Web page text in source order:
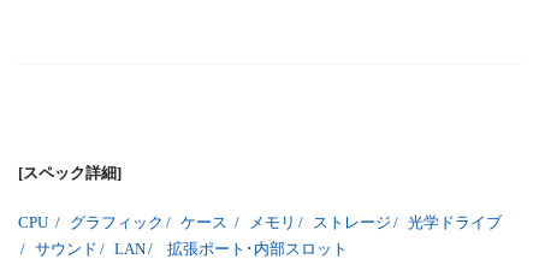
[スペック詳細]
CPU / グラフィック / ケース / メモリ / ストレージ / 光学ドライブ
/ サウンド / LAN/ 拡張ポート･内部スロット